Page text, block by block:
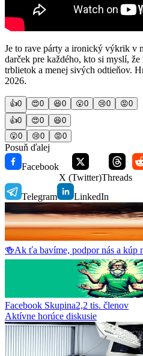
Je to rave párty a ironický výkrik v
darček pre každého, kto si myslí,
trblietok a menej sivých odtieňov.
2026.
👍0 😍0 😆0 😮0 😢0 😡0
👍0 😍0 😆0
😮0 😢0 😡0
Posuň ďalej
Facebook
X (Twitter)Threads
Telegram LinkedIn
🍻Ak ťa bavíme, podpor nás a kúp
Facebook Skupina2,2 tis. členov
Aktívne horúce diskusie